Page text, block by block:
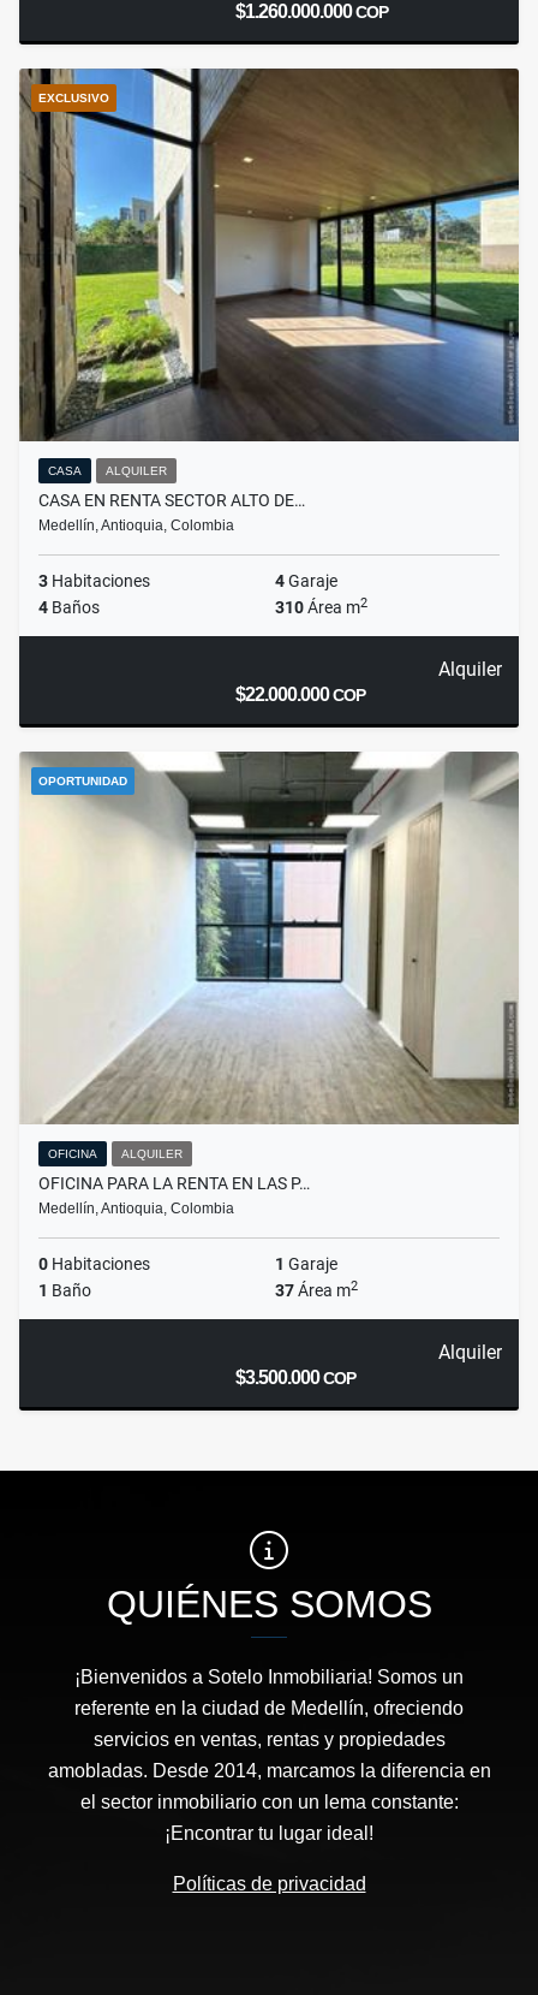
$1.260.000.000COP
EXCLUSIVO
CASA ALQUILER
CASA EN RENTA SECTOR ALTO DE…
Medellín, Antioquia, Colombia
3 Habitaciones 4Garaje
4 Baños 310Área m2
Alquiler
$22.000.000COP
OPORTUNIDAD
OFICINA ALQUILER
OFICINA PARA LA RENTA EN LAS P…
Medellín, Antioquia, Colombia
0 Habitaciones 1 Garaje
1 Baño 37Área m2
Alquiler
$3.500.000COP
QUIÉNES SOMOS
¡Bienvenidos a Sotelo Inmobiliaria! Somos un
referente en la ciudad de Medellín, ofreciendo
servicios en ventas, rentas y propiedades
amobladas. Desde 2014, marcamos la diferencia en
el sector inmobiliario con un lema constante:
¡Encontrar tu lugar ideal!
Políticas de privacidad